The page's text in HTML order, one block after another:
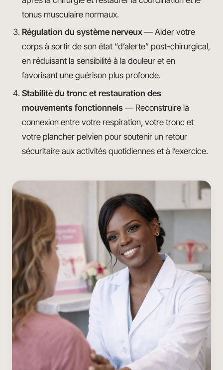
tonus musculaire normaux.
Régulation du système nerveux — Aider votre
corps à sortir de son état “d’alerte” post-chirurgical,
en réduisant la sensibilité à la douleur et en
favorisant une guérison plus profonde.
Stabilité du tronc et restauration des
mouvements fonctionnels — Reconstruire la
connexion entre votre respiration, votre tronc et
votre plancher pelvien pour soutenir un retour
sécuritaire aux activités quotidiennes et à l’exercice.